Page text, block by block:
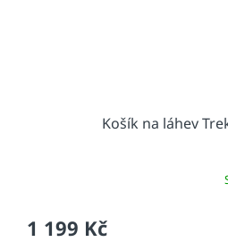
Košík na láhev
1 199 Kč